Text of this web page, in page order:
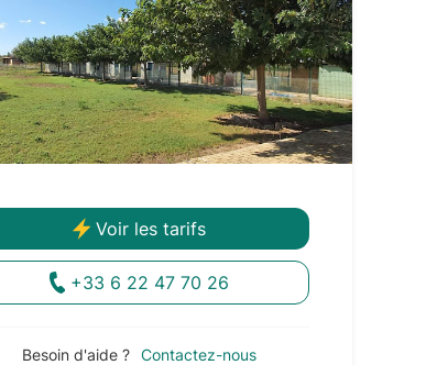
Voir les tarifs
+33 6 22 47 70 26
Besoin d'aide ? Contactez-nous